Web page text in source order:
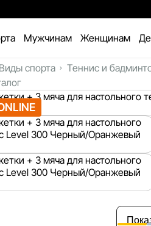
Мужчинам Женщинам
Виды спорта Теннис и